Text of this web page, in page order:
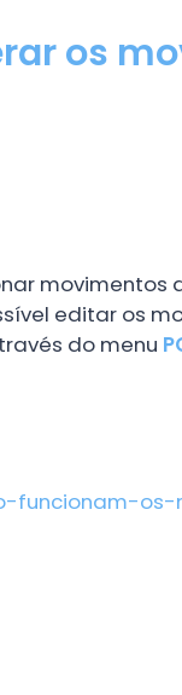
os
movimentos
editar os
do menu
funcionam-